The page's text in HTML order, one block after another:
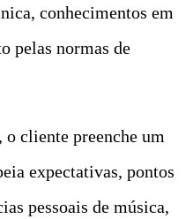
conhecimentos em
pelas normas de
o cliente preenche um
expectativas, pontos
pessoais de música,